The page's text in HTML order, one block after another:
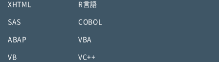
XHTML R言語
SAS COBOL
ABAP VBA
VB VC++